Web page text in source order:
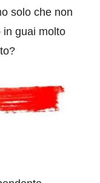
solo che non
in guai molto